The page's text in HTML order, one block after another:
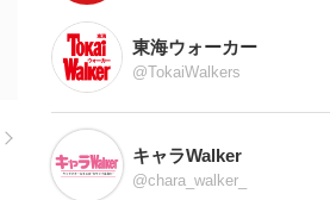
東海ウォーカー
@TokaiWalkers
キャラWalker
@chara_walker_